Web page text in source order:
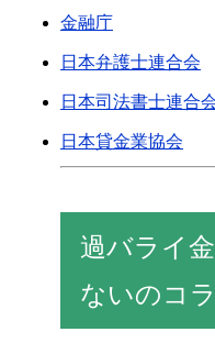
金融庁
日本弁護士連合会
日本司法書士連合
日本貸金業協会
過バライ
ないのコ